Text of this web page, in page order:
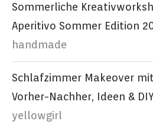
Sommerliche
Aperitivo Sommer Edition
handmade
Schlafzimmer Makeover mit
Vorher-Nachher, Ideen &
yellowgirl